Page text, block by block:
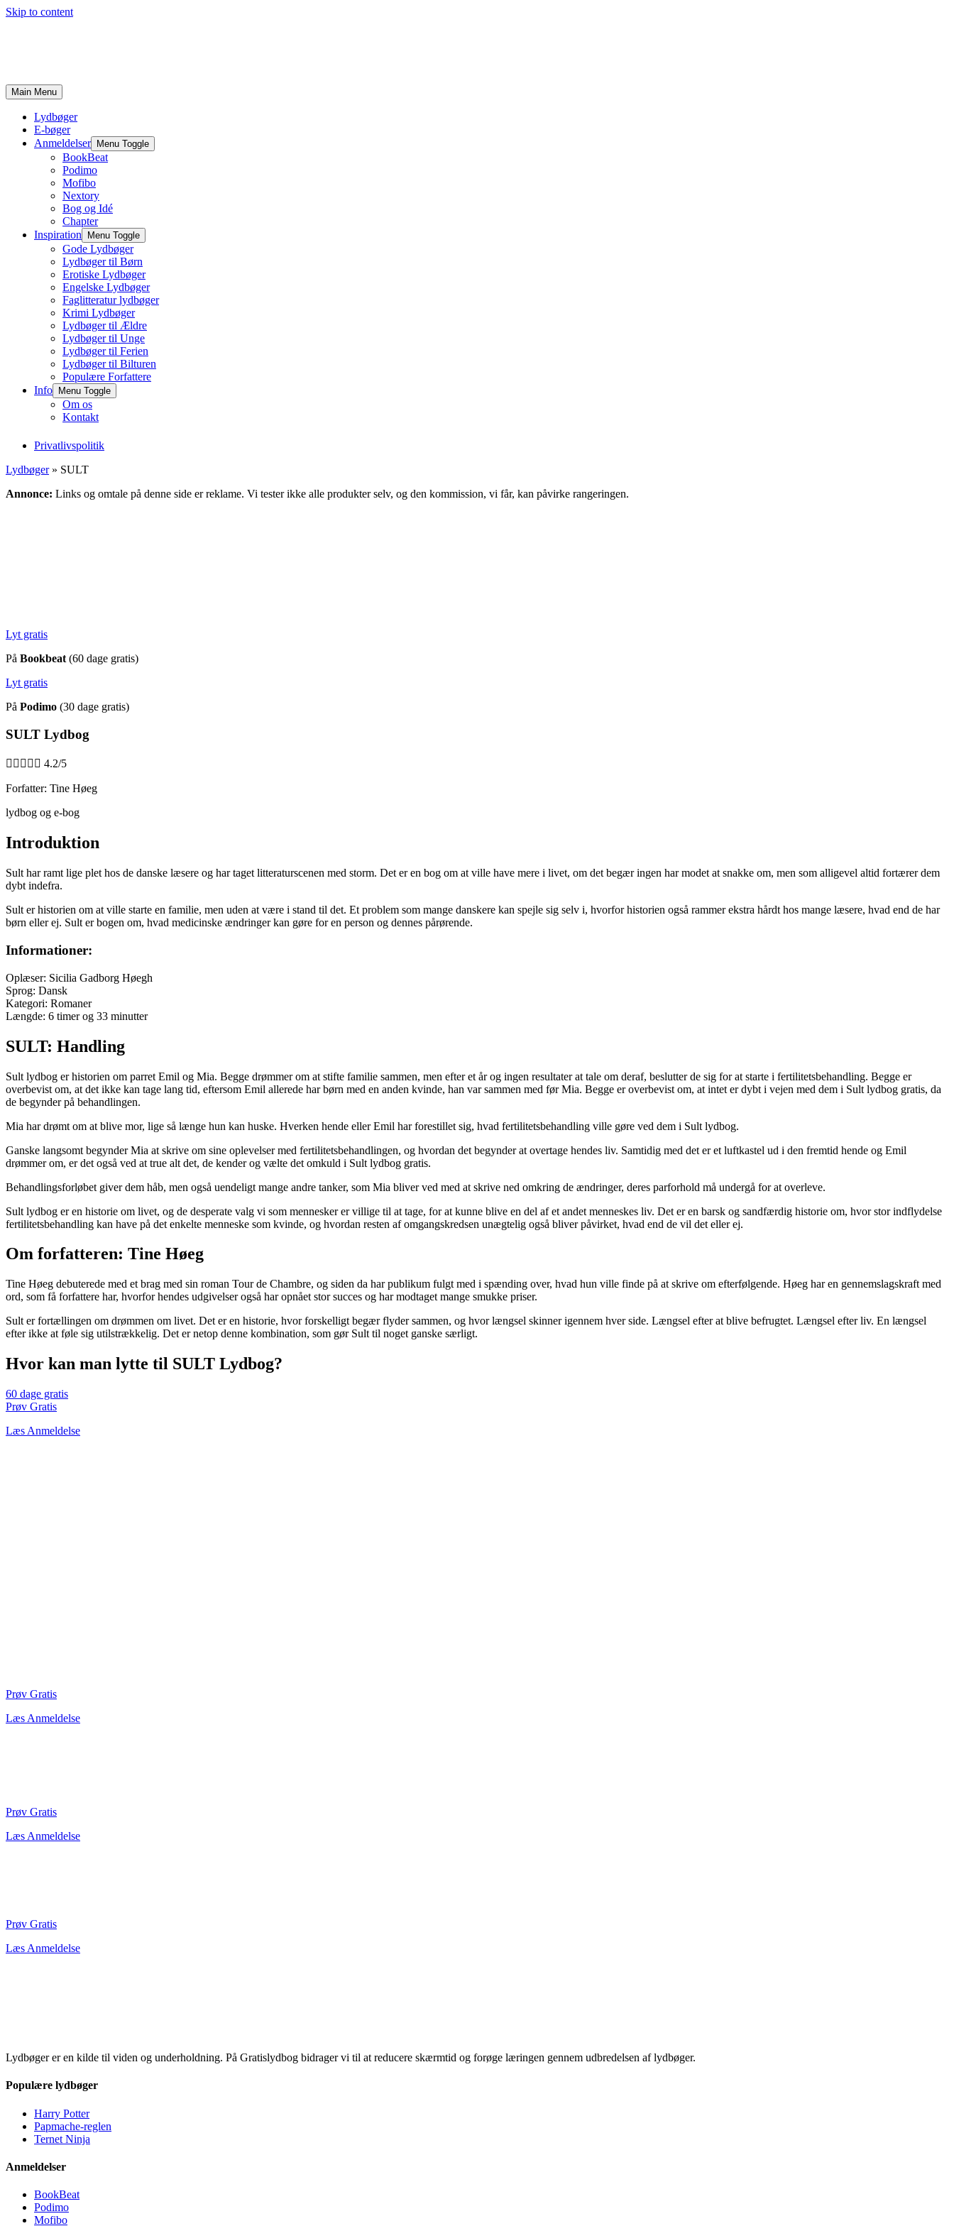
Skip to content
Main Menu
Lydbøger
E-bøger
Anmeldelser
Menu Toggle
BookBeat
Podimo
Mofibo
Nextory
Bog og Idé
Chapter
Inspiration
Menu Toggle
Gode Lydbøger
Lydbøger til Børn
Erotiske Lydbøger
Engelske Lydbøger
Faglitteratur lydbøger
Krimi Lydbøger
Lydbøger til Ældre
Lydbøger til Unge
Lydbøger til Ferien
Lydbøger til Bilturen
Populære Forfattere
Info
Menu Toggle
Om os
Kontakt
Privatlivspolitik
Lydbøger» SULT
Annonce: Links og omtale på denne side er reklame. Vi tester ikke alle produkter selv, og den kommission, vi får, kan påvirke rangeringen.
Lyt gratis
På Bookbeat (60 dage gratis)
Lyt gratis
På Podimo (30 dage gratis)
SULT Lydbog
     4.2/5
Forfatter: Tine Høeg
lydbog og e-bog
Introduktion
Sult har ramt lige plet hos de danske læsere og har taget litteraturscenen med storm. Det er en bog om at ville have mere i livet, om det begær ingen har modet at snakke om, men som alligevel altid fortærer dem
dybt indefra.
Sult er historien om at ville starte en familie, men uden at være i stand til det. Et problem som mange danskere kan spejle sig selv i, hvorfor historien også rammer ekstra hårdt hos mange læsere, hvad end de har
børn eller ej. Sult er bogen om, hvad medicinske ændringer kan gøre for en person og dennes pårørende.
Informationer:
Oplæser: Sicilia Gadborg Høegh
Sprog: Dansk
Kategori: Romaner
Længde: 6 timer og 33 minutter
SULT: Handling
Sult lydbog er historien om parret Emil og Mia. Begge drømmer om at stifte familie sammen, men efter et år og ingen resultater at tale om deraf, beslutter de sig for at starte i fertilitetsbehandling. Begge er
overbevist om, at det ikke kan tage lang tid, eftersom Emil allerede har børn med en anden kvinde, han var sammen med før Mia. Begge er overbevist om, at intet er dybt i vejen med dem i Sult lydbog gratis, da
de begynder på behandlingen.
Mia har drømt om at blive mor, lige så længe hun kan huske. Hverken hende eller Emil har forestillet sig, hvad fertilitetsbehandling ville gøre ved dem i Sult lydbog.
Ganske langsomt begynder Mia at skrive om sine oplevelser med fertilitetsbehandlingen, og hvordan det begynder at overtage hendes liv. Samtidig med det er et luftkastel ud i den fremtid hende og Emil
drømmer om, er det også ved at true alt det, de kender og vælte det omkuld i Sult lydbog gratis.
Behandlingsforløbet giver dem håb, men også uendeligt mange andre tanker, som Mia bliver ved med at skrive ned omkring de ændringer, deres parforhold må undergå for at overleve.
Sult lydbog er en historie om livet, og de desperate valg vi som mennesker er villige til at tage, for at kunne blive en del af et andet menneskes liv. Det er en barsk og sandfærdig historie om, hvor stor indflydelse
fertilitetsbehandling kan have på det enkelte menneske som kvinde, og hvordan resten af omgangskredsen unægtelig også bliver påvirket, hvad end de vil det eller ej.
Om forfatteren: Tine Høeg
Tine Høeg debuterede med et brag med sin roman Tour de Chambre, og siden da har publikum fulgt med i spænding over, hvad hun ville finde på at skrive om efterfølgende. Høeg har en gennemslagskraft med
ord, som få forfattere har, hvorfor hendes udgivelser også har opnået stor succes og har modtaget mange smukke priser.
Sult er fortællingen om drømmen om livet. Det er en historie, hvor forskelligt begær flyder sammen, og hvor længsel skinner igennem hver side. Længsel efter at blive befrugtet. Længsel efter liv. En længsel
efter ikke at føle sig utilstrækkelig. Det er netop denne kombination, som gør Sult til noget ganske særligt.
Hvor kan man lytte til SULT Lydbog?
60 dage gratis
Prøv Gratis
Læs Anmeldelse
Prøv Gratis
Læs Anmeldelse
Prøv Gratis
Læs Anmeldelse
Prøv Gratis
Læs Anmeldelse
Lydbøger er en kilde til viden og underholdning. På Gratislydbog bidrager vi til at reducere skærmtid og forøge læringen gennem udbredelsen af lydbøger.
Populære lydbøger
Harry Potter
Papmache-reglen
Ternet Ninja
Anmeldelser
BookBeat
Podimo
Mofibo